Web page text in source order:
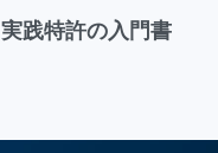
践特許の入門書